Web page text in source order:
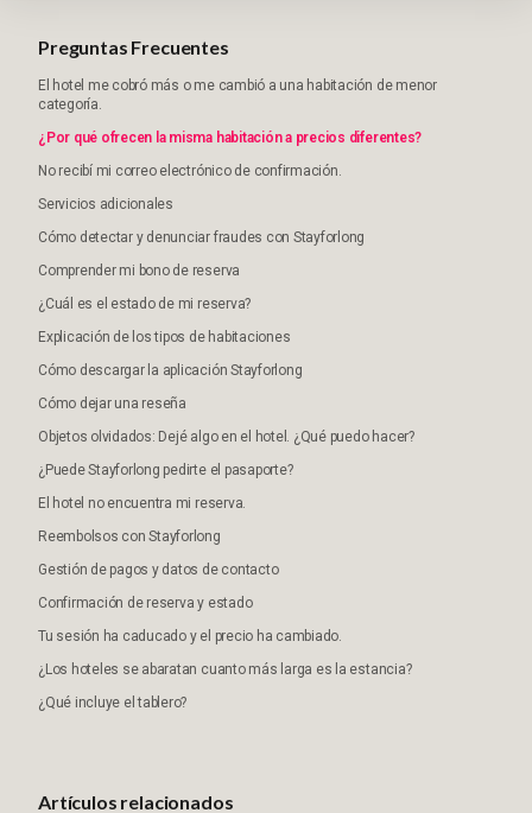
Preguntas Frecuentes
El hotel me cobró más o me cambió a una habitación de menor
categoría.
¿Por qué ofrecen la misma habitación a precios diferentes?
No recibí mi correo electrónico de confirmación.
Servicios adicionales
Cómo detectar y denunciar fraudes con Stayforlong
Comprender mi bono de reserva
¿Cuál es el estado de mi reserva?
Explicación de los tipos de habitaciones
Cómo descargar la aplicación Stayforlong
Cómo dejar una reseña
Objetos olvidados: Dejé algo en el hotel. ¿Qué puedo hacer?
¿Puede Stayforlong pedirte el pasaporte?
El hotel no encuentra mi reserva.
Reembolsos con Stayforlong
Gestión de pagos y datos de contacto
Confirmación de reserva y estado
Tu sesión ha caducado y el precio ha cambiado.
¿Los hoteles se abaratan cuanto más larga es la estancia?
¿Qué incluye el tablero?
Artículos relacionados